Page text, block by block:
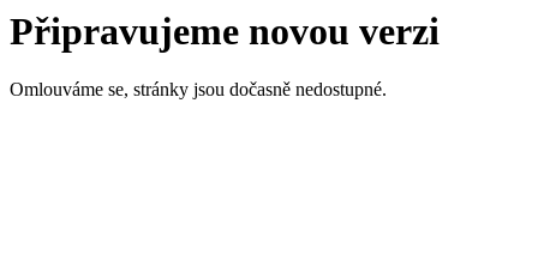
Připravujeme novou verzi
Omlouváme se, stránky jsou dočasně nedostupné.